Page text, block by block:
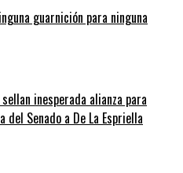
guarnición para ninguna
inesperada alianza para
Senado a De La Espriella